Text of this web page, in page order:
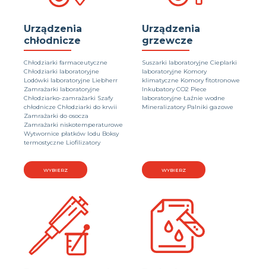
Urządzenia
chłodnicze
Chłodziarki farmaceutyczne
Chłodziarki laboratoryjne
Lodówki laboratoryjne Liebherr
Zamrażarki laboratoryjne
Chłodziarko-zamrażarki Szafy
chłodnicze Chłodziarki do krwii
Zamrażarki do osocza
Zamrażarki niskotemperaturowe
Wytwornice płatków lodu Boksy
termostyczne Liofilizatory
WYBIERZ
Urządzenia
grzewcze
Suszarki laboratoryjne Cieplarki
laboratoryjne Komory
klimatyczne Komory fitotronowe
Inkubatory CO2 Piece
laboratoryjne Łaźnie wodne
Mineralizatory Palniki gazowe
WYBIERZ